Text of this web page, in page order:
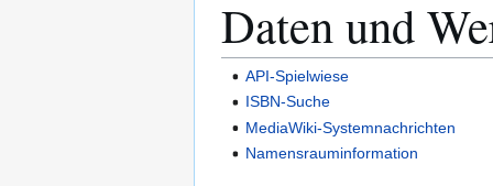
Daten und
API-Spielwiese
ISBN-Suche
MediaWiki-Systemnachrichten
Namensrauminformation